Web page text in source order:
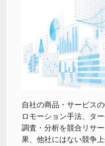
自社の商品・サービス
ロモーション手法、タ
調査・分析を競合リサ
果、他社にはない競争